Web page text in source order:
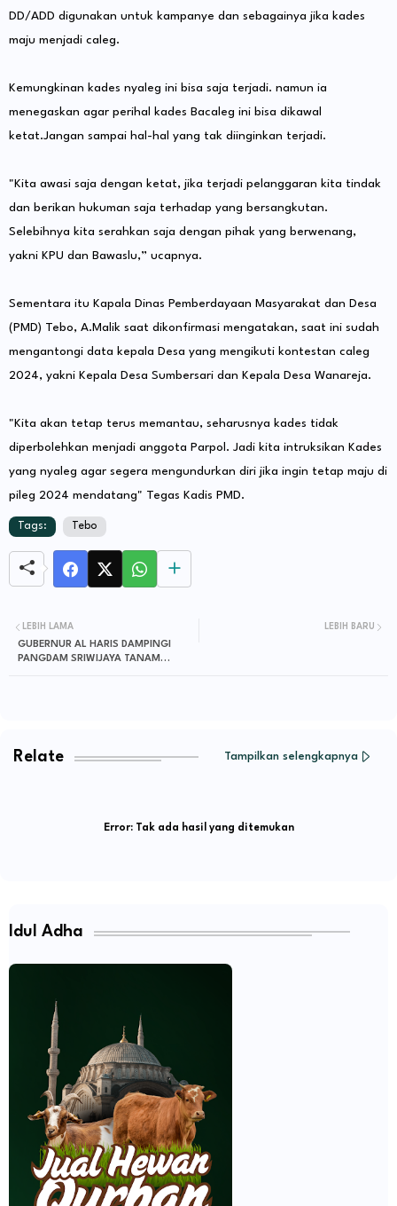
DD/ADD digunakan untuk kampanye dan sebagainya jika kades
maju menjadi caleg.
Kemungkinan kades nyaleg ini bisa saja terjadi. namun ia
menegaskan agar perihal kades Bacaleg ini bisa dikawal
ketat.Jangan sampai hal-hal yang tak diinginkan terjadi.
"Kita awasi saja dengan ketat, jika terjadi pelanggaran kita tindak
dan berikan hukuman saja terhadap yang bersangkutan.
Selebihnya kita serahkan saja dengan pihak yang berwenang,
yakni KPU dan Bawaslu,” ucapnya.
Sementara itu Kapala Dinas Pemberdayaan Masyarakat dan Desa
(PMD) Tebo, A.Malik saat dikonfirmasi mengatakan, saat ini sudah
mengantongi data kepala Desa yang mengikuti kontestan caleg
2024, yakni Kepala Desa Sumbersari dan Kepala Desa Wanareja.
"Kita akan tetap terus memantau, seharusnya kades tidak
diperbolehkan menjadi anggota Parpol. Jadi kita intruksikan Kades
yang nyaleg agar segera mengundurkan diri jika ingin tetap maju di
pileg 2024 mendatang" Tegas Kadis PMD.
Tags: Tebo
LEBIH BARU
LEBIH LAMA
GUBERNUR AL HARIS DAMPINGI
PANGDAM SRIWIJAYA TANAM
Relate Tampilkan selengkapnya
Error:Tak ada hasil yang ditemukan
Idul Adha